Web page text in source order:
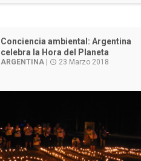
Conciencia ambiental: Argentina
celebra la Hora del Planeta
ARGENTINA access_time 23 Marzo 2018